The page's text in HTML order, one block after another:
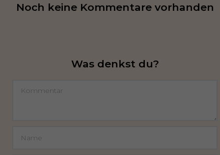
Noch keine Kommentare vorhanden
Was denkst du?